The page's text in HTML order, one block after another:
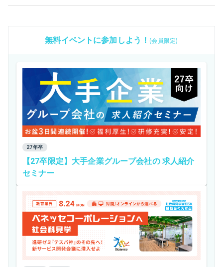
無料イベントに参加しよう！ (会員限定)
27年卒
【27卒限定】大手企業グループ会社の 求人紹介
セミナー